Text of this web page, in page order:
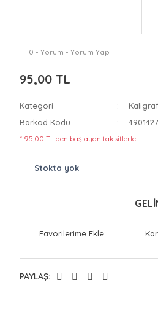
0 - Yorum - Yorum Yap
95,00 TL
Kategori
Barkod Kodu
* 95,00 TL den başlayan taksitlerle!
Stokta yok
PAYLAŞ: